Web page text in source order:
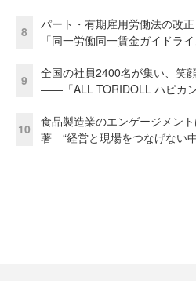
8
パート・有期雇用労働法の改
「同一労働同一賃金ガイドラ
9
全国の社員2400名が集い、笑
――「ALL TORIDOLL ハピカ
10
食品製造業のエンゲージメン
著 “経営と現場をつなげない